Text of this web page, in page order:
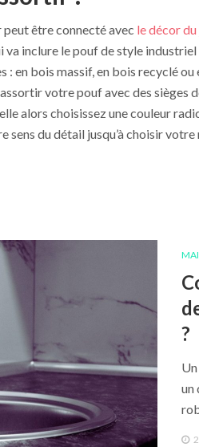
peut être connecté avec le décor
va inclure le pouf de style industriel
: en bois massif, en bois recyclé
votre pouf avec des sièges
alors choisissez une couleur
sens du détail jusqu’à choisir
?
un